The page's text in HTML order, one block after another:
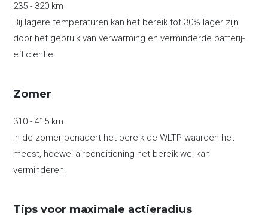
235 - 320 km
Bij lagere temperaturen kan het bereik tot 30% lager zijn
door het gebruik van verwarming en verminderde batterij-
efficiëntie.
Zomer
310 - 415 km
In de zomer benadert het bereik de WLTP-waarden het
meest, hoewel airconditioning het bereik wel kan
verminderen.
Tips voor maximale actieradius